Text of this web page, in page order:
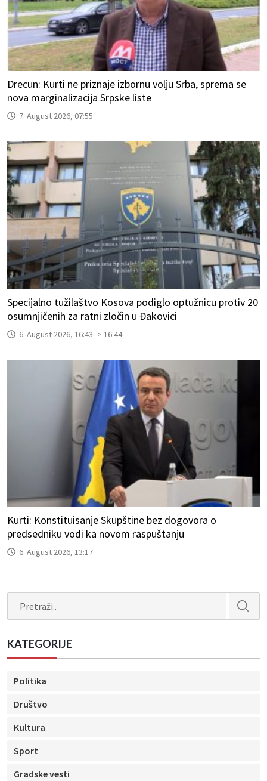
Drecun: Kurti ne priznaje izbornu volju Srba, sprema se
nova marginalizacija Srpske liste
7. August 2026, 07:55
Specijalno tužilaštvo Kosova podiglo optužnicu protiv 20
osumnjičenih za ratni zločin u Đakovici
6. August 2026, 16:43 -> 16:44
Kurti: Konstituisanje Skupštine bez dogovora o
predsedniku vodi ka novom raspuštanju
6. August 2026, 13:17
KATEGORIJE
Politika
Društvo
Kultura
Sport
Gradske vesti